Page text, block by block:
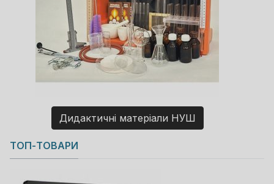
Дидактичні матеріали НУШ
Copyright MAXXmarketing GmbH
JoomShopping Download & Support
ТОП-ТОВАРИ